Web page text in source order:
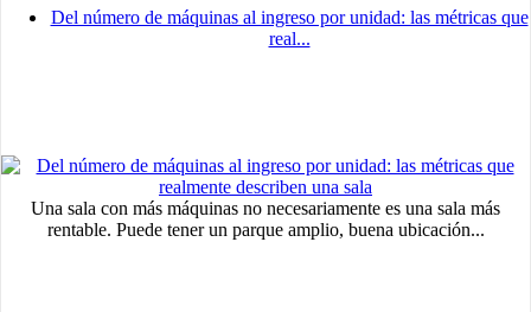
Del número de máquinas al ingreso por unidad: las métricas que
real...
Una sala con más máquinas no necesariamente es una sala más
rentable. Puede tener un parque amplio, buena ubicación...